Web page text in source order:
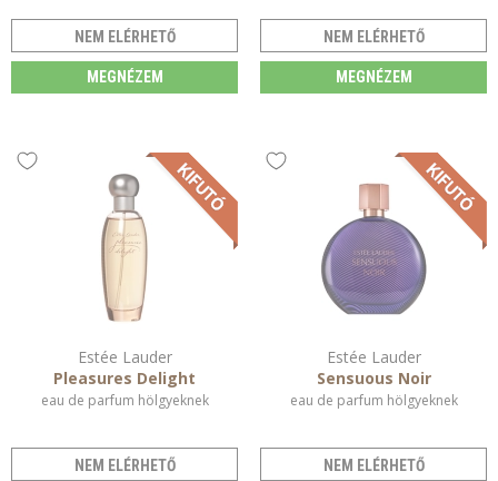
NEM ELÉRHETŐ
MEGNÉZEM
NEM ELÉRHETŐ
MEGNÉZEM
Estée Lauder
Pleasures Delight
eau de parfum hölgyeknek
NEM ELÉRHETŐ
Estée Lauder
Sensuous Noir
eau de parfum hölgyeknek
NEM ELÉRHETŐ